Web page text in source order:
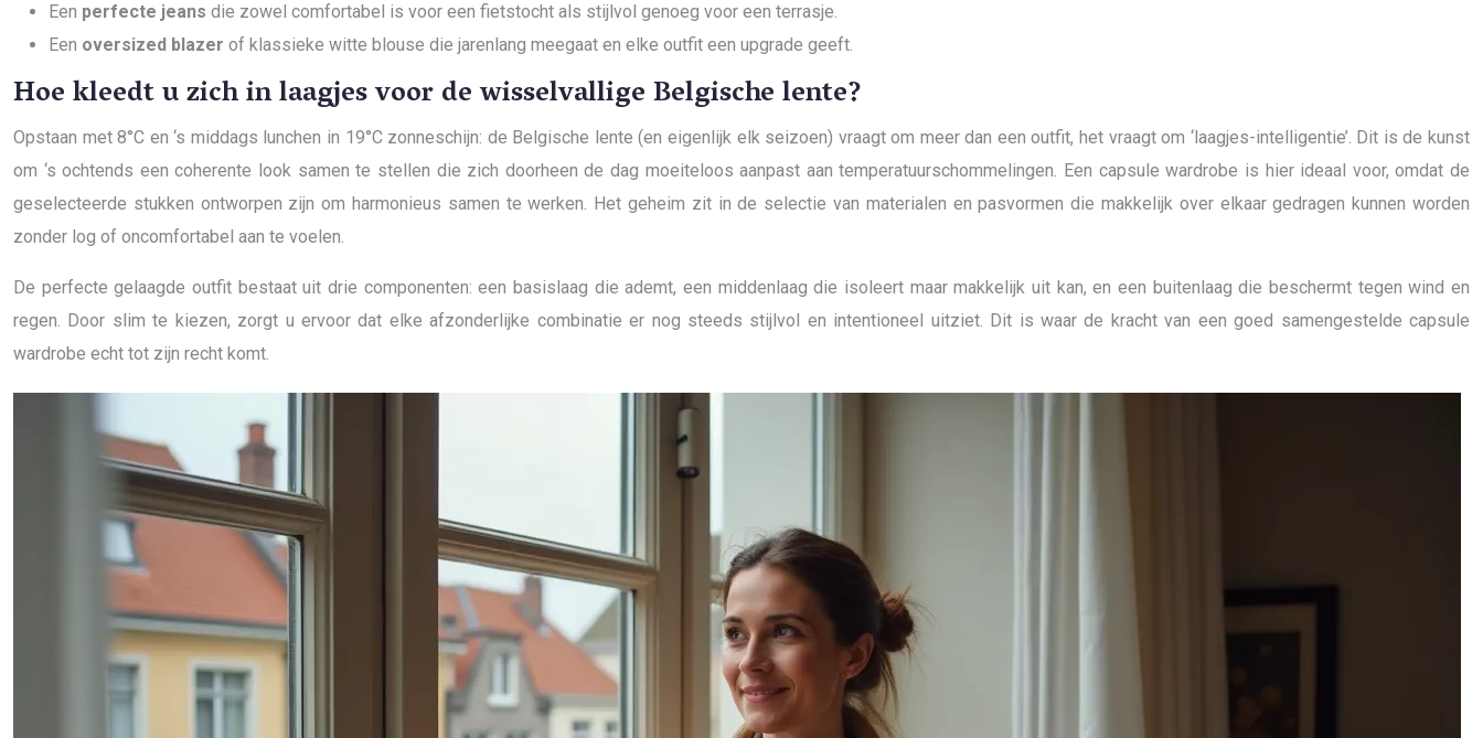
Een perfecte jeans die zowel comfortabel is voor een fietstocht als stijlvol genoeg voor een terrasje.
Een oversized blazer of klassieke witte blouse die jarenlang meegaat en elke outfit een upgrade geeft.
Hoe kleedt u zich in laagjes voor de wisselvallige Belgische lente?
Opstaan met 8°C en ‘s middags lunchen in 19°C zonneschijn: de Belgische lente (en eigenlijk elk seizoen) vraagt om meer dan een outfit, het vraagt om ‘laagjes-intelligentie’. Dit is de kunst
om ‘s ochtends een coherente look samen te stellen die zich doorheen de dag moeiteloos aanpast aan temperatuurschommelingen. Een capsule wardrobe is hier ideaal voor, omdat de
geselecteerde stukken ontworpen zijn om harmonieus samen te werken. Het geheim zit in de selectie van materialen en pasvormen die makkelijk over elkaar gedragen kunnen worden
zonder log of oncomfortabel aan te voelen.
De perfecte gelaagde outfit bestaat uit drie componenten: een basislaag die ademt, een middenlaag die isoleert maar makkelijk uit kan, en een buitenlaag die beschermt tegen wind en
regen. Door slim te kiezen, zorgt u ervoor dat elke afzonderlijke combinatie er nog steeds stijlvol en intentioneel uitziet. Dit is waar de kracht van een goed samengestelde capsule
wardrobe echt tot zijn recht komt.